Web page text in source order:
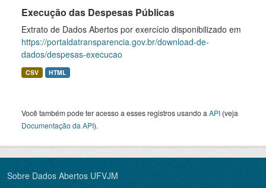
Execução das Despesas Públicas
Extrato de Dados Abertos por exercício disponibilizado em
https://portaldatransparencia.gov.br/download-de-
dados/despesas-execucao
CSV HTML
Você também pode ter acesso a esses registros usando a API (veja
Documentação da API).
Sobre Dados Abertos UFVJM